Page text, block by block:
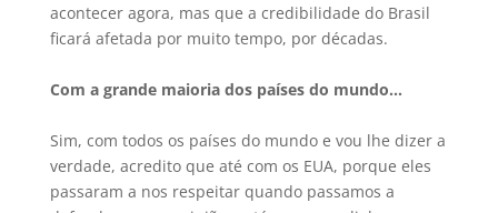
acontecer agora, mas que a credibilidade do Brasil
ficará afetada por muito tempo, por décadas.
Com a grande maioria dos países do mundo…
Sim, com todos os países do mundo e vou lhe dizer a
verdade, acredito que até com os EUA, porque eles
passaram a nos respeitar quando passamos a